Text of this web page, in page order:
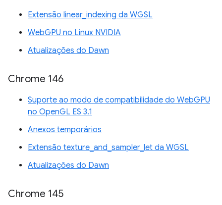
Extensão linear_indexing da WGSL
WebGPU no Linux NVIDIA
Atualizações do Dawn
Chrome 146
Suporte ao modo de compatibilidade do WebGPU
no OpenGL ES 3.1
Anexos temporários
Extensão texture_and_sampler_let da WGSL
Atualizações do Dawn
Chrome 145